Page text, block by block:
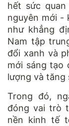
hết sức
nguyên mới -
như khẳng
Nam tập
đổi xanh và
mới sáng tạo
lượng và tăng
Trong đó,
đóng vai trò
nền kinh tế